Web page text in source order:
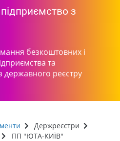
з
безкоштовних і
та
державного реєстру
Держреєстри
ПП "ЮТА-КИЇВ"